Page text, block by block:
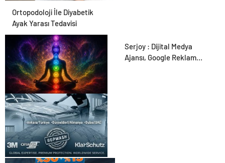
Ortopodoloji İle Diyabetik
Ayak Yarası Tedavisi
Zihnin Gizemli Sınırları ve
Ötesi : Nasılnedir.com
Serjoy : Dijital Medya
Ajansı, Google Reklam